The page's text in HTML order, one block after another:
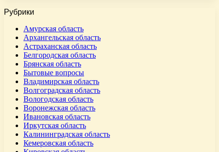
Рубрики
Амурская область
Архангельская область
Астраханская область
Белгородская область
Брянская область
Бытовые вопросы
Владимирская область
Волгоградская область
Вологодская область
Воронежская область
Ивановская область
Иркутская область
Калининградская область
Кемеровская область